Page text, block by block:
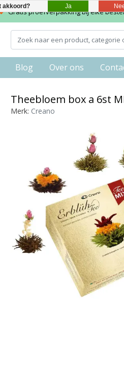
Gratis proefverpakking bij elke
Blog Over ons
Theebloem box a 6st
Merk: Creano
akkoord? Ja